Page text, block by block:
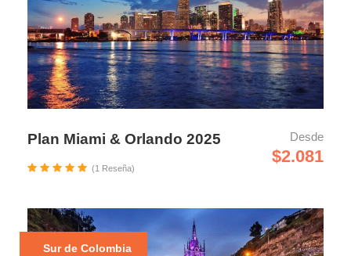
Plan Miami & Orlando 2025 Desde
$2.081
(1 Reseña)
Sur de Colombia